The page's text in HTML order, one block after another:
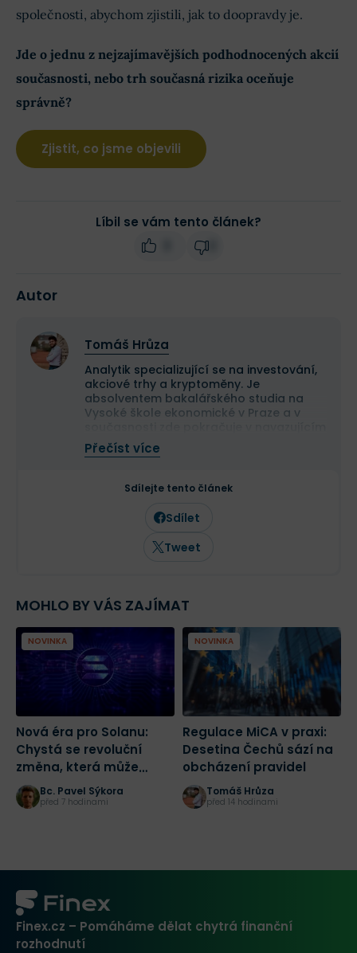
společnosti, abychom zjistili, jak to doopravdy je.
Jde o jednu z nejzajímavějších podhodnocených akcií
současnosti, nebo trh současná rizika oceňuje
správně?
Zjistit, co jsme objevili
Líbil se vám tento článek?
2
Autor
Tomáš Hrůza
Analytik specializující se na investování,
akciové trhy a kryptoměny. Je
absolventem bakalářského studia na
Vysoké škole ekonomické v Praze a v
magisterském studiu.
Na finančních trzích se pohybuje již více
analýze tradičních i kryptoměnových
trhů. Ve Finexu působí jako šéfredaktor a
zaměřuje se na investování,
makroekonomii a aktuální dění na
finančních trzích.
Přečíst více
Sdílejte tento článek
Sdílet
Tweet
MOHLO BY VÁS ZAJÍMAT
NOVINKA
Nová éra pro Solanu:
Chystá se revoluční
změna, která může
spustit masivní růst
Bc. Pavel Sýkora
před 7 hodinami
NOVINKA
Regulace MiCA v praxi:
Desetina Čechů sází na
obcházení pravidel
Tomáš Hrůza
před 14 hodinami
Finex.cz – Pomáháme dělat chytrá finanční
rozhodnutí